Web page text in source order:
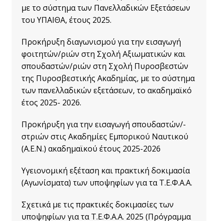
με το σύστημα των Πανελλαδικών Εξετάσεων
του ΥΠΑΙΘΑ, έτους 2025.
Προκήρυξη διαγωνισμού για την εισαγωγή
φοιτητών/ριών στη Σχολή Αξιωματικών και
σπουδαστών/ριών στη Σχολή Πυροσβεστών
της Πυροσβεστικής Ακαδημίας, με το σύστημα
των πανελλαδικών εξετάσεων, το ακαδημαϊκό
έτος 2025- 2026.
Προκήρυξη για την εισαγωγή σπουδαστών/-
στριών στις Ακαδημίες Εμπορικού Ναυτικού
(Α.Ε.Ν.) ακαδημαϊκού έτους 2025-2026
Υγειονομική εξέταση και πρακτική δοκιμασία
(Αγωνίσματα) των υποψηφίων για τα Τ.Ε.Φ.Α.Α.
Σχετικά με τις πρακτικές δοκιμασίες των
υποψηφίων για τα Τ.Ε.Φ.Α.Α. 2025 (Πρόγραμμα